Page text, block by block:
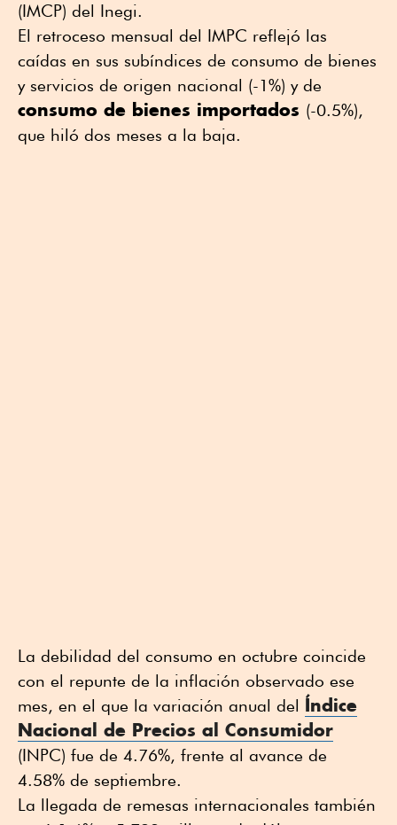
(IMCP) del Inegi.
El retroceso mensual del IMPC reflejó las
caídas en sus subíndices de consumo de bienes
y servicios de origen nacional (-1%) y de
consumo de bienes importados (-0.5%),
que hiló dos meses a la baja.
La debilidad del consumo en octubre coincide
con el repunte de la inflación observado ese
mes, en el que la variación anual del Índice
Nacional de Precios al Consumidor
(INPC) fue de 4.76%, frente al avance de
4.58% de septiembre.
La llegada de remesas internacionales también